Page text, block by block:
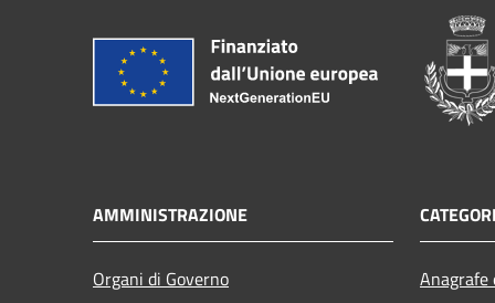
AMMINISTRAZIONE
Organi di Governo